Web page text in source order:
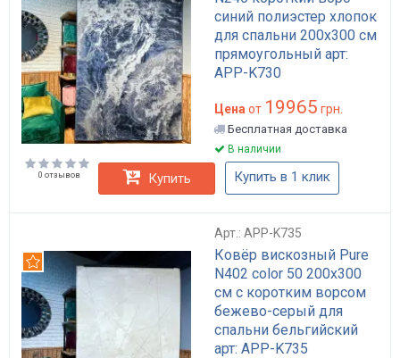
синий полиэстер хлопок
для спальни 200x300 см
прямоугольный арт:
APP-K730
Цена от 19965 грн.
Бесплатная доставка
В наличии
0 отзывов Купить Купить в 1 клик
Арт.: APP-K735
Ковёр вискозный Pure
N402 color 50 200x300
см с коротким ворсом
бежево-серый для
спальни бельгийский
арт: APP-K735
Рекомендуем